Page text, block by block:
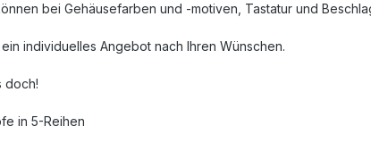
bei Gehäusefarben und -motiven, Tastatur und
individuelles Angebot nach Ihren Wünschen.
doch!
in 5-Reihen